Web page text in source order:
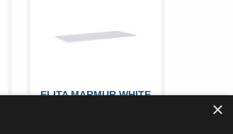
ELITA MARMUR WHITE
×